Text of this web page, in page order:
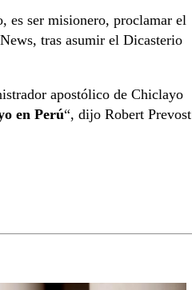
es ser misionero, proclamar el
tras asumir el Dicasterio
apostólico de Chiclayo
en Perú“, dijo Robert Prevost